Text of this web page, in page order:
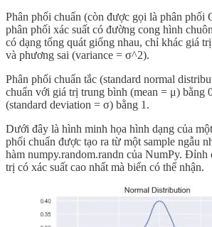
Phân phối chuẩn (còn được gọi là phân phối
phân phối xác suất có đường cong hình
có dạng tổng quát giống nhau, chỉ khác giá
và phương sai (variance = σ^2).
Phân phối chuẩn tắc (standard normal
chuẩn với giá trị trung bình (mean = μ) bằng
(standard deviation = σ) bằng 1.
Dưới đây là hình minh họa hình dạng của
phối chuẩn được tạo ra từ một sample ngẫu
hàm numpy.random.randn của NumPy. Đỉnh
trị có xác suất cao nhất mà biến có thể nhận.